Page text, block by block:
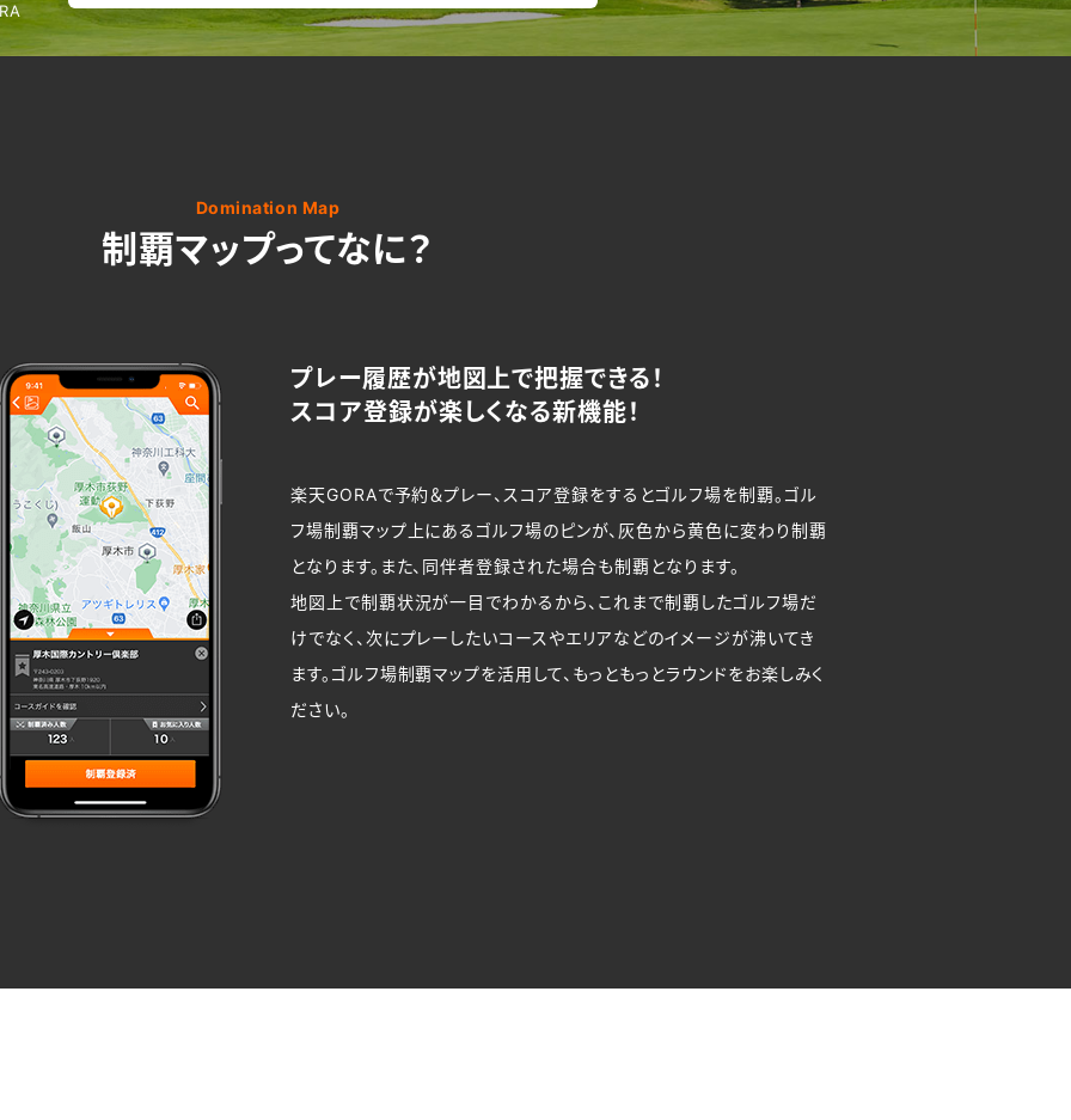
Domination Map
制覇マップってなに？
プレー履歴が地図上で把握できる！
スコア登録が楽しくなる新機能！
楽天GORAで予約＆プレー、スコア登録をするとゴルフ場を制覇。ゴル
フ場制覇マップ上にあるゴルフ場のピンが、灰色から黄色に変わり制覇
となります。また、同伴者登録された場合も制覇となります。
地図上で制覇状況が一目でわかるから、これまで制覇したゴルフ場だ
けでなく、次にプレーしたいコースやエリアなどのイメージが沸いてき
ます。ゴルフ場制覇マップを活用して、もっともっとラウンドをお楽しみく
ださい。